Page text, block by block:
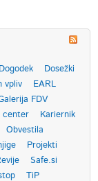
Dogodek
Dosežki
vpliv
EARL
FDV
center
Kariernik
Obvestila
Projekti
Safe.si
TiP